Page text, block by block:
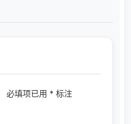
必填项已用 * 标注